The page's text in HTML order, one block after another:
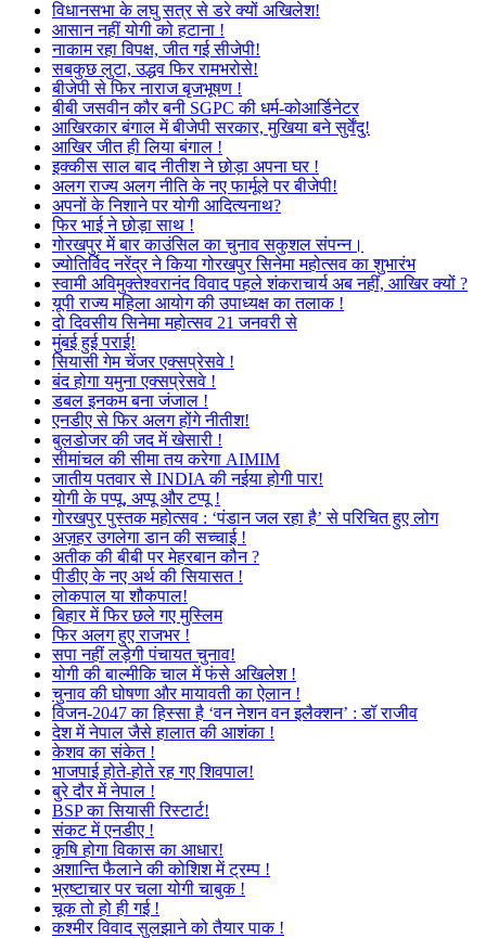
विधानसभा के लघु सत्र से डरे क्यों अखिलेश!
आसान नहीं योगी को हटाना !
नाकाम रहा विपक्ष, जीत गई सीजेपी!
सबकुछ लुटा, उद्धव फिर रामभरोसे!
बीजेपी से फिर नाराज बृजभूषण !
बीबी जसवीन कौर बनी SGPC की धर्म-कोआर्डिनेटर
आखिरकार बंगाल में बीजेपी सरकार, मुखिया बने सुर्वेंदु!
आखिर जीत ही लिया बंगाल !
इक्कीस साल बाद नीतीश ने छोड़ा अपना घर !
अलग राज्य अलग नीति के नए फार्मूले पर बीजेपी!
अपनों के निशाने पर योगी आदित्यनाथ?
फिर भाई ने छोड़ा साथ !
गोरखपुर में बार काउंसिल का चुनाव सकुशल संपन्न।
ज्योतिर्विद नरेंद्र ने किया गोरखपुर सिनेमा महोत्सव का शुभारंभ
स्वामी अविमुक्तेश्वरानंद विवाद पहले शंकराचार्य अब नहीं, आखिर क्यों ?
यूपी राज्य महिला आयोग की उपाध्यक्ष का तलाक !
दो दिवसीय सिनेमा महोत्सव 21 जनवरी से
मुंबई हुई पराई!
सियासी गेम चेंजर एक्सप्रेसवे !
बंद होगा यमुना एक्सप्रेसवे !
डबल इनकम बना जंजाल !
एनडीए से फिर अलग होंगे नीतीश!
बुलडोजर की जद में खेसारी !
सीमांचल की सीमा तय करेगा AIMIM
जातीय पतवार से INDIA की नईया होगी पार!
योगी के पप्पू, अप्पू और टप्पू !
गोरखपुर पुस्तक महोत्सव : ‘पंडान जल रहा है’ से परिचित हुए लोग
अज़हर उगलेगा डान की सच्चाई !
अतीक की बीबी पर मेहरबान कौन ?
पीडीए के नए अर्थ की सियासत !
लोकपाल या शौकपाल!
बिहार में फिर छले गए मुस्लिम
फिर अलग हुए राजभर !
सपा नहीं लड़ेगी पंचायत चुनाव!
योगी की बाल्मीकि चाल में फंसे अखिलेश !
चुनाव की घोषणा और मायावती का ऐलान !
विजन-2047 का हिस्सा है ‘वन नेशन वन इलैक्शन’ : डॉ राजीव
देश में नेपाल जैसे हालात की आशंका !
केशव का संकेत !
भाजपाई होते-होते रह गए शिवपाल!
बुरे दौर में नेपाल !
BSP का सियासी रिस्टार्ट!
संकट में एनडीए !
कृषि होगा विकास का आधार!
अशान्ति फैलाने की कोशिश में ट्रम्प !
भ्रष्टाचार पर चला योगी चाबुक !
चूक तो हो ही गई !
कश्मीर विवाद सुलझाने को तैयार पाक !